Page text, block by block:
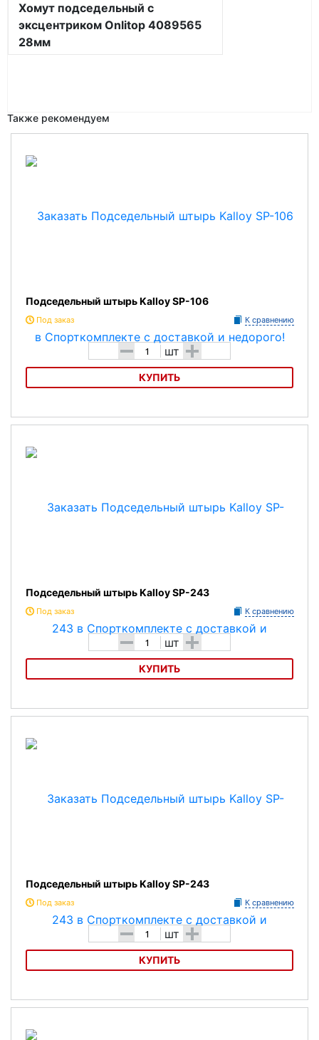
Хомут подседельный с
эксцентриком Onlitop 4089565
28мм
Также рекомендуем
Подседельный штырь Kalloy SP-106
Под заказ К сравнению
- шт +
КУПИТЬ
Подседельный штырь Kalloy SP-106
Подседельный штырь Kalloy SP-243
Под заказ К сравнению
- шт +
КУПИТЬ
Подседельный штырь Kalloy SP-243
Подседельный штырь Kalloy SP-243
Под заказ К сравнению
- шт +
КУПИТЬ
Подседельный штырьKalloy SP-243
Характеристика: